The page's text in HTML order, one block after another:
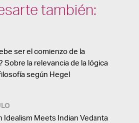
también:
ser el comienzo de la
Sobre la relevancia de la lógica
según Hegel
Idealism Meets Indian Vedānta